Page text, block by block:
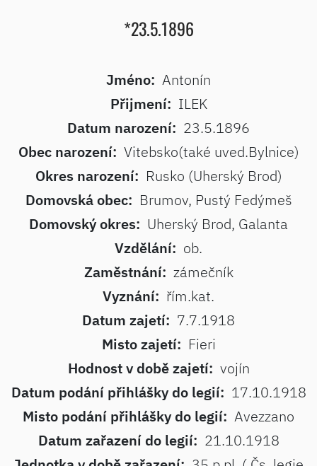
*23.5.1896
Jméno: Antonín
Přijmení: ILEK
Datum narození: 23.5.1896
Obec narození: Vitebsko(také uved.Bylnice)
Okres narození: Rusko (Uherský Brod)
Domovská obec: Brumov, Pustý Fedýmeš
Domovský okres: Uherský Brod, Galanta
Vzdělání: ob.
Zaměstnání: zámečník
Vyznání: řím.kat.
Datum zajetí: 7.7.1918
Misto zajetí: Fieri
Hodnost v době zajetí: vojín
Datum podání přihlášky do legií: 17.10.1918
Misto podání přihlášky do legií: Avezzano
Datum zařazení do legií: 21.10.1918